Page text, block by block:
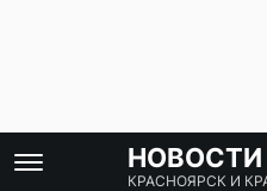
НОВОСТИ
КРАСНОЯРСК И